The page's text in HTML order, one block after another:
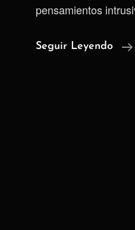
pensamientos
Seguir Leyendo
Si